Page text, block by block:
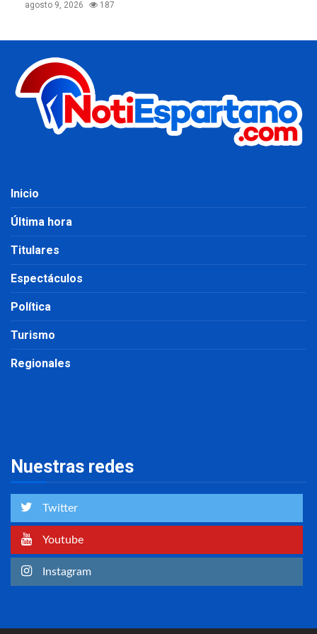
agosto 9, 2026 187
Inicio
Última hora
Titulares
Espectáculos
Política
Turismo
Regionales
Nuestras redes
Twitter
Youtube
Instagram